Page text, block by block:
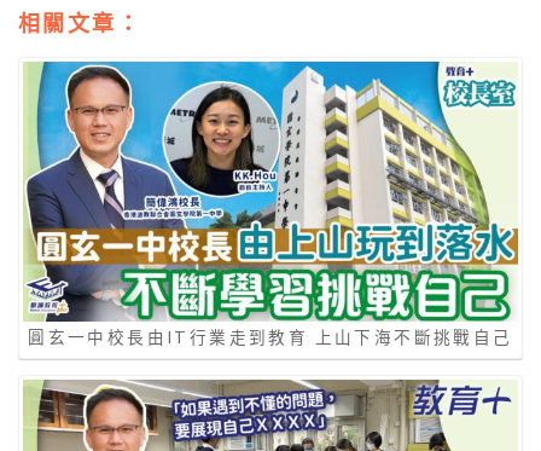
相關文章：
圓玄一中校長由IT行業走到教育 上山下海不斷挑戰自己